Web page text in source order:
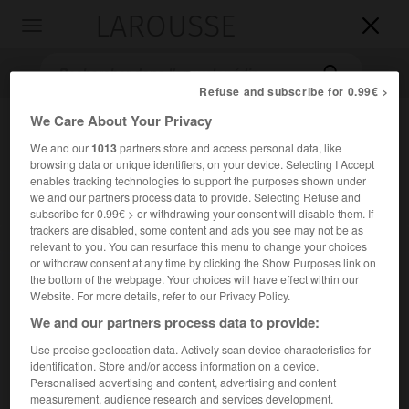


Accueil>Encyclopédie [musdico]>Salve Regina
Salve Regina
Cet article est extrait de l'ouvrage Larousse « Dictionnaire
de la musique ».
Refuse and subscribe for 0.99€ >
We Care About Your Privacy
We and our1013partners store and access personal data, like
browsing data or unique identifiers, on your device. Selecting I Accept
enables tracking technologies to support the purposes shown under
we and our partners process data to provide. Selecting Refuse and
subscribe for 0.99€ > or withdrawing your consent will disable them. If
trackers are disabled, some content and ads you see may not be as
relevant to you. You can resurface this menu to change your choices
or withdraw consent at any time by clicking the Show Purposes link on
the bottom of the webpage. Your choices will have effect within our
Website. For more details, refer to our Privacy Policy.
We and our partners process data to provide:
Use precise geolocation data. Actively scan device characteristics for
identification. Store and/or access information on a device.
Personalised advertising and content, advertising and content
measurement, audience research and services development.